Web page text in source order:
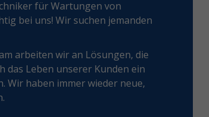
für Wartungen von
bei uns! Wir suchen jemanden
arbeiten wir an Lösungen, die
das Leben unserer Kunden ein
Wir haben immer wieder neue,